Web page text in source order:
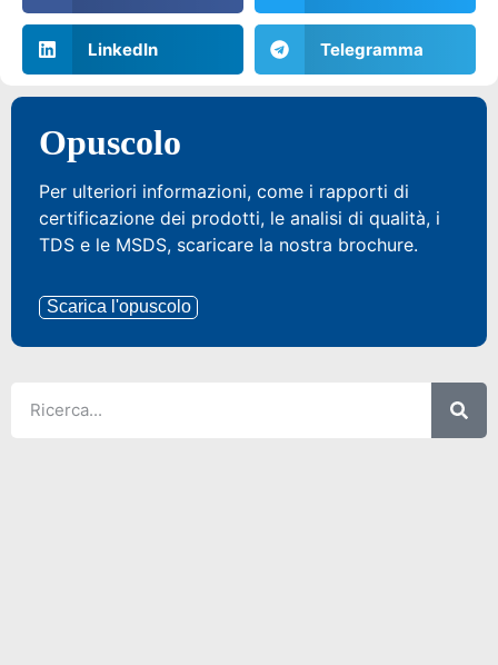
LinkedIn Telegramma
Opuscolo
Per ulteriori informazioni, come i rapporti di
certificazione dei prodotti, le analisi di qualità, i
TDS e le MSDS, scaricare la nostra brochure.
Scarica l'opuscolo